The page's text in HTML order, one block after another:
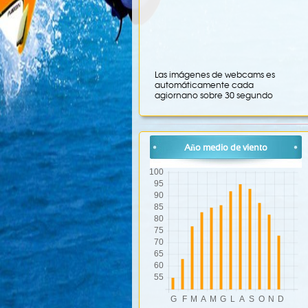
Las imágenes de webcams es
automáticamente cada
agiornano sobre 30 segundo
Año medio de viento